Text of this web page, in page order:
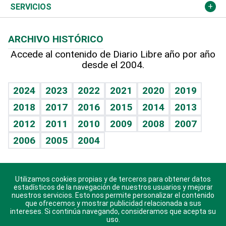
Resto del mundo
Economía personal
Podcast Arte Libre
Hablando con el pediatra
Vida y familia
Eñe
Celebrando la vida
Sin complejos
En pocas palabras
Escuchando al corazón
Economía Personal
Más deportes
Línea de hit
TBT Deportivo
Columnistas
Cambio climático
Opinión
Hecho en casa
Guía del dinero
SERVICIOS
Cumpleaños
Horóscopos
Crucigramas
ARCHIVO HISTÓRICO
Accede al contenido de Diario Libre año por año
desde el 2004.
2024 2023 2022 2021 2020
2019
2018
2017 2016 2015 2014
2013
2012
2011 2010 2009 2008
2007
2006
2005 2004
Descarga nuestras aplicaciones para Android, iOS y
sistema Huawei.
Utilizamos cookies propias y de terceros para obtener datos
estadísticos de la navegación de nuestros usuarios y mejorar
nuestros servicios. Esto nos permite personalizar el contenido
que ofrecemos y mostrar publicidad relacionada a sus
intereses. Si continúa navegando, consideramos que acepta su
uso.